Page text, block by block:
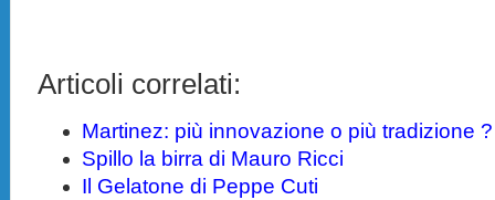
Articoli correlati:
Martinez: più innovazione o più tradizione ?
Spillo la birra di Mauro Ricci
Il Gelatone di Peppe Cuti